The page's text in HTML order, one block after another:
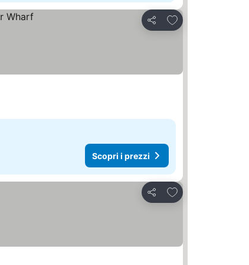
Condividi
Aggiungi ai preferiti
Scopri i prezzi
Condividi
Aggiungi ai preferiti